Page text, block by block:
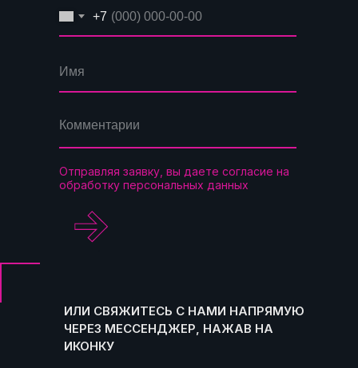
ИЛИ СВЯЖИТЕСЬ С НАМИ НАПРЯМУЮ
ЧЕРЕЗ МЕССЕНДЖЕР, НАЖАВ НА
ИКОНКУ
+7
Отправляя заявку, вы даете согласие на
обработку персональных данных